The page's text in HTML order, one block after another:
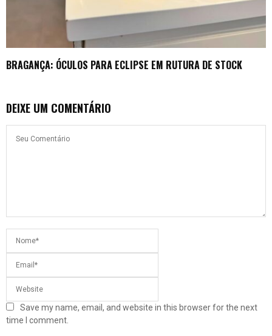
BRAGANÇA: ÓCULOS PARA ECLIPSE EM RUTURA DE STOCK
DEIXE UM COMENTÁRIO
Save my name, email, and website in this browser for the next
time I comment.